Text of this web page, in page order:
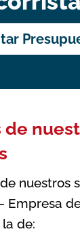
de
nuestros
Empresa
de: